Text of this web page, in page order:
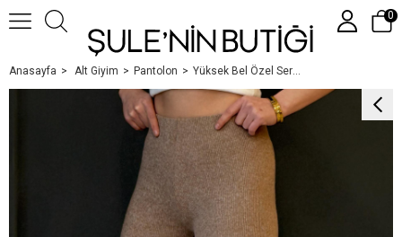
Üye Girişi
0
Anasayfa Alt Giyim Pantolon Yüksek Bel Özel Seri̇ Tri̇ko Pantolon Camel